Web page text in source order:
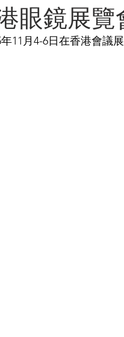
眼鏡展覽
11月4-6日在香港會議